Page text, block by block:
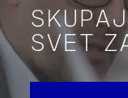
SVET